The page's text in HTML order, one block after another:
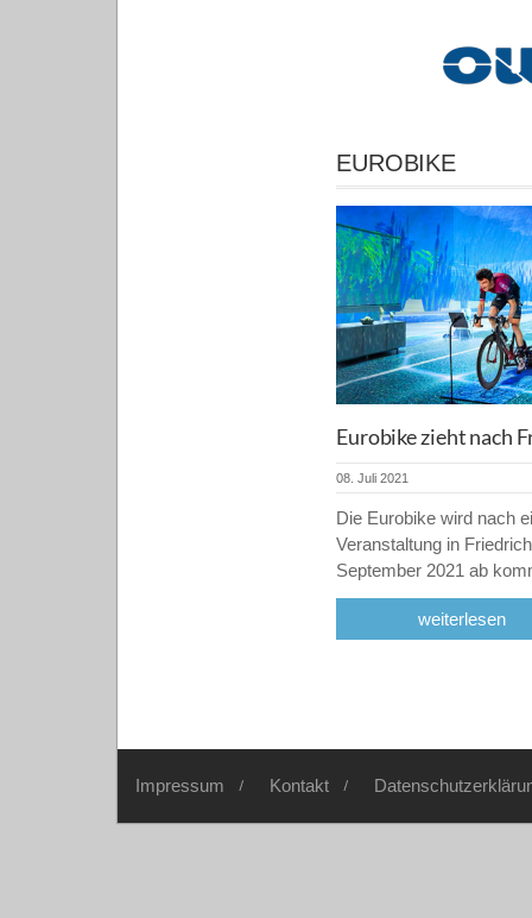
EUROBIKE
Eurobike zieht nach
08. Juli 2021
Die Eurobike wird nach
Veranstaltung in
September 2021 ab
weiterlesen
Impressum Kontakt